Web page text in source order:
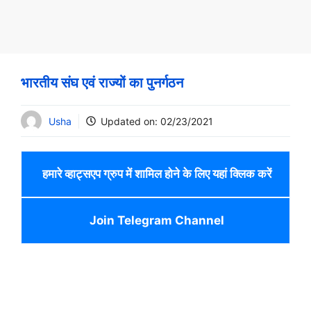
भारतीय संघ एवं राज्यों का पुनर्गठन
Usha Updated on: 02/23/2021
हमारे व्हाट्सएप ग्रुप में शामिल होने के लिए यहां क्लिक करें
Join Telegram Channel